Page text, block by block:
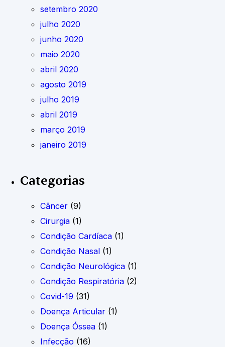
setembro 2020
julho 2020
junho 2020
maio 2020
abril 2020
agosto 2019
julho 2019
abril 2019
março 2019
janeiro 2019
Categorias
Câncer (9)
Cirurgia (1)
Condição Cardíaca (1)
Condição Nasal (1)
Condição Neurológica (1)
Condição Respiratória (2)
Covid-19 (31)
Doença Articular (1)
Doença Óssea (1)
Infecção (16)